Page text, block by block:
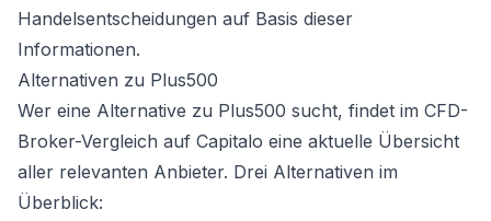
Handelsentscheidungen auf Basis dieser
Informationen.
Alternativen zu Plus500
Wer eine Alternative zu Plus500 sucht, findet im CFD-
Broker-Vergleich auf Capitalo eine aktuelle Übersicht
aller relevanten Anbieter. Drei Alternativen im
Überblick: